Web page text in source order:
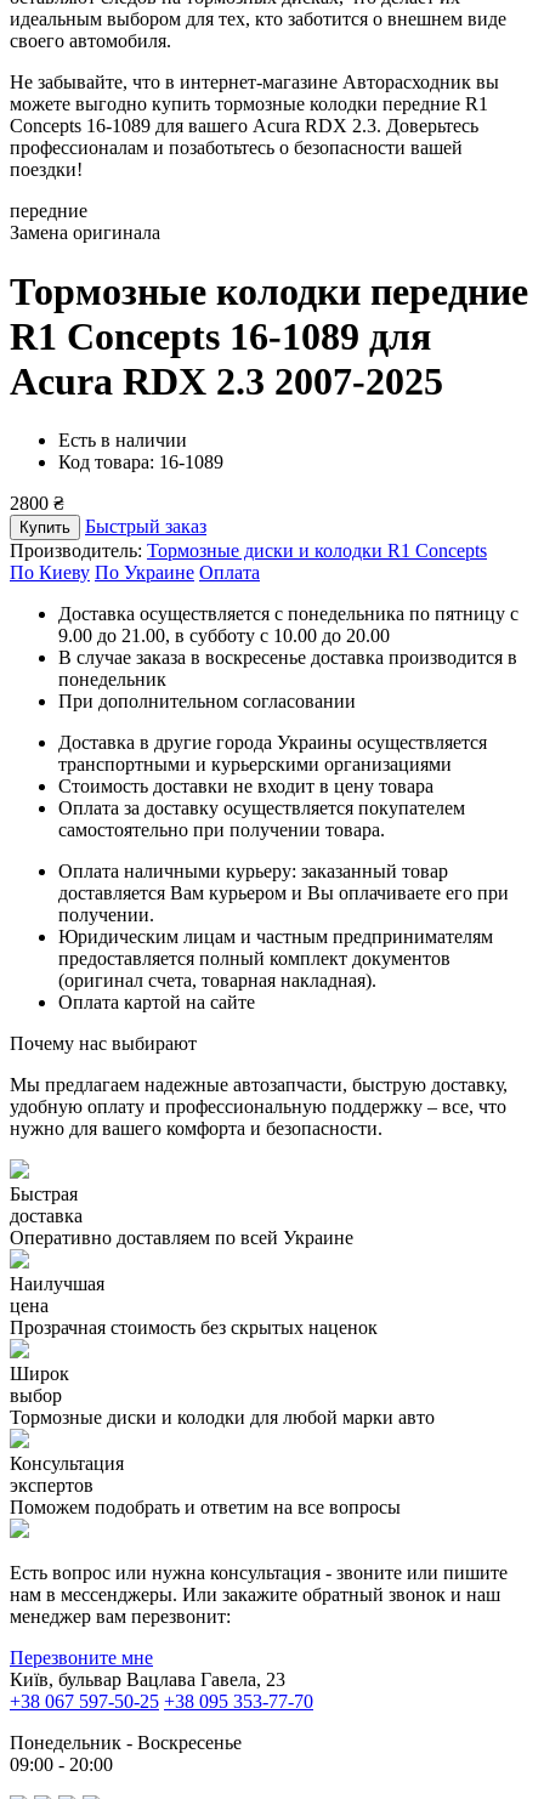
идеальным выбором для тех, кто заботится о внешнем виде
своего автомобиля.
Не забывайте, что в интернет-магазине Авторасходник вы
можете выгодно купить тормозные колодки передние R1
Concepts 16-1089 для вашего Acura RDX 2.3. Доверьтесь
профессионалам и позаботьтесь о безопасности вашей
поездки!
передние
Замена оригинала
Тормозные колодки передние
R1 Concepts 16-1089 для
Acura RDX 2.3 2007-2025
Есть в наличии
Код товара: 16-1089
2800 ₴
Купить
Быстрый заказ
Производитель: Тормозные диски и колодки R1 Concepts
По Киеву По Украине Оплата
Доставка осуществляется с понедельника по пятницу с
9.00 до 21.00, в субботу с 10.00 до 20.00
В случае заказа в воскресенье доставка производится в
понедельник
При дополнительном согласовании
Доставка в другие города Украины осуществляется
транспортными и курьерскими организациями
Стоимость доставки не входит в цену товара
Оплата за доставку осуществляется покупателем
самостоятельно при получении товара.
Оплата наличными курьеру: заказанный товар
доставляется Вам курьером и Вы оплачиваете его при
получении.
Юридическим лицам и частным предпринимателям
предоставляется полный комплект документов
(оригинал счета, товарная накладная).
Оплата картой на сайте
Почему нас выбирают
Мы предлагаем надежные автозапчасти, быструю доставку,
удобную оплату и профессиональную поддержку – все, что
нужно для вашего комфорта и безопасности.
Быстрая
доставка
Оперативно доставляем по всей Украине
Наилучшая
цена
Прозрачная стоимость без скрытых наценок
Широк
выбор
Тормозные диски и колодки для любой марки авто
Консультация
экспертов
Поможем подобрать и ответим на все вопросы
Есть вопрос или нужна консультация - звоните или пишите
нам в мессенджеры. Или закажите обратный звонок и наш
менеджер вам перезвонит:
Перезвоните мне
Київ, бульвар Вацлава Гавела, 23
+38 067 597-50-25 +38 095 353-77-70
Понедельник - Воскресенье
09:00 - 20:00